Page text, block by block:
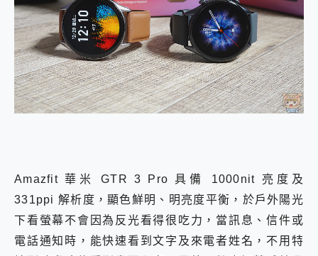
Amazfit 華米 GTR 3 Pro 具備 1000nit 亮度及
331ppi 解析度，顯色鮮明、明亮度平衡，於戶外陽光
下看螢幕不會因為反光看得很吃力，當訊息、信件或
電話通知時，能快速看到文字及來電者姓名，不用特